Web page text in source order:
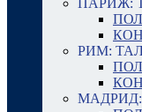
ПАРИЖ:
РИМ: